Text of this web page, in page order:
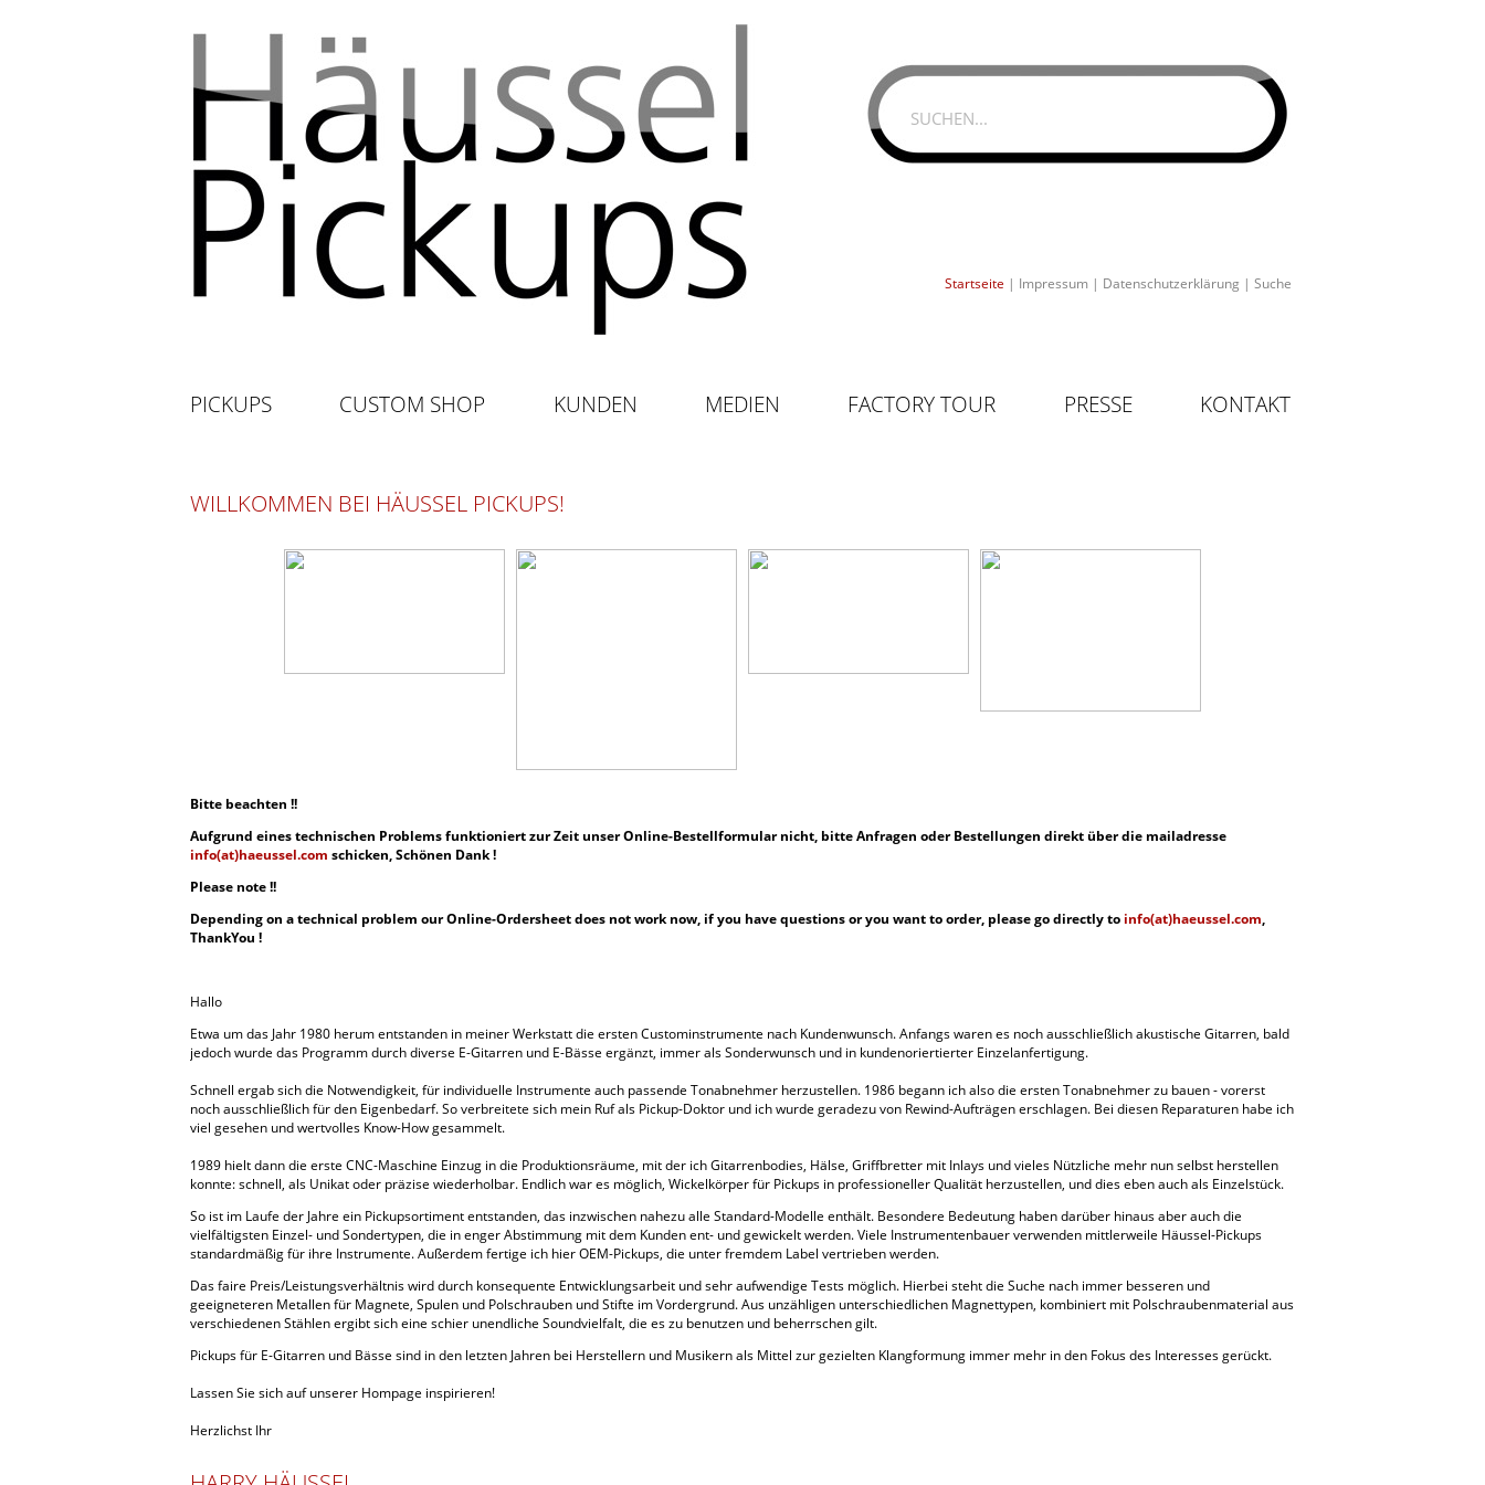
Startseite | Impressum | Datenschutzerklärung | Suche
PICKUPS CUSTOM SHOP KUNDEN MEDIEN FACTORY TOUR PRESSE KONTAKT
WILLKOMMEN BEI HÄUSSEL PICKUPS!
Bitte beachten !!
Aufgrund eines technischen Problems funktioniert zur Zeit unser Online-Bestellformular nicht, bitteAnfragen oder Bestellungen direkt über die mailadresse
info(at)haeussel.com schicken, Schönen Dank !
Please note !!
Depending on a technical problem our Online-Ordersheet does not work now, if you have questions or you want to order, please go directly to info(at)haeussel.com,
ThankYou !
Hallo
Etwa um das Jahr 1980 herum entstanden in meiner Werkstatt die ersten Custominstrumente nach Kundenwunsch. Anfangs waren es noch ausschließlich akustische Gitarren, bald
jedoch wurde das Programm durch diverse E-Gitarren und E-Bässe ergänzt, immer als Sonderwunsch und in kundenoriertierter Einzelanfertigung.
Schnell ergab sich die Notwendigkeit, für individuelle Instrumente auch passende Tonabnehmer herzustellen. 1986 begann ich also die ersten Tonabnehmer zu bauen - vorerst
noch ausschließlich für den Eigenbedarf. So verbreitete sich mein Ruf als Pickup-Doktor und ich wurde geradezu von Rewind-Aufträgen erschlagen. Bei diesen Reparaturen habe ich
viel gesehen und wertvolles Know-How gesammelt.
1989 hielt dann die erste CNC-Maschine Einzug in die Produktionsräume, mit der ich Gitarrenbodies, Hälse, Griffbretter mit Inlays und vieles Nützliche mehr nun selbst herstellen
konnte: schnell, als Unikat oder präzise wiederholbar. Endlich war es möglich, Wickelkörper für Pickups in professioneller Qualität herzustellen, und dies eben auch als Einzelstück.
So ist im Laufe der Jahre ein Pickupsortiment entstanden, das inzwischen nahezu alle Standard-Modelle enthält. Besondere Bedeutung haben darüber hinaus aber auch die
vielfältigsten Einzel- und Sondertypen, die in enger Abstimmung mit dem Kunden ent- und gewickelt werden. Viele Instrumentenbauer verwenden mittlerweile Häussel-Pickups
standardmäßig für ihre Instrumente. Außerdem fertige ich hier OEM-Pickups, die unter fremdem Label vertrieben werden.
Das faire Preis/Leistungsverhältnis wird durch konsequente Entwicklungsarbeit und sehr aufwendige Tests möglich. Hierbei steht die Suche nach immer besseren und
geeigneteren Metallen für Magnete, Spulen und Polschrauben und Stifte im Vordergrund. Aus unzähligen unterschiedlichen Magnettypen, kombiniert mit Polschraubenmaterial aus
verschiedenen Stählen ergibt sich eine schier unendliche Soundvielfalt, die es zu benutzen und beherrschen gilt.
Pickups für E-Gitarren und Bässe sind in den letzten Jahren bei Herstellern und Musikern als Mittel zur gezielten Klangformung immer mehr in den Fokus des Interesses gerückt.
Lassen Sie sich auf unserer Hompage inspirieren!
Herzlichst Ihr